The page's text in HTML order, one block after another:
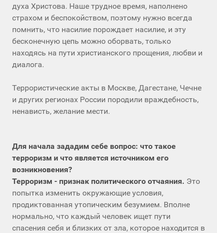
духа Христова. Наше трудное время, наполнено
страхом и беспокойством, поэтому нужно всегда
помнить, что насилие порождает насилие, и эту
бесконечную цепь можно оборвать, только
находясь на пути христианского прощения, любви и
диалога.
Террористические акты в Москве, Дагестане, Чечне
и других регионах России породили враждебность,
ненависть, желание мести.
Для начала зададим себе вопрос: что такое
терроризм и что является источником его
возникновения?
Терроризм - признак политического отчаяния. Это
попытка изменить окружающие условия,
продиктованная утопическим безумием. Вполне
нормально, что каждый человек ищет пути
спасения себя и близких от зла, которое находится в